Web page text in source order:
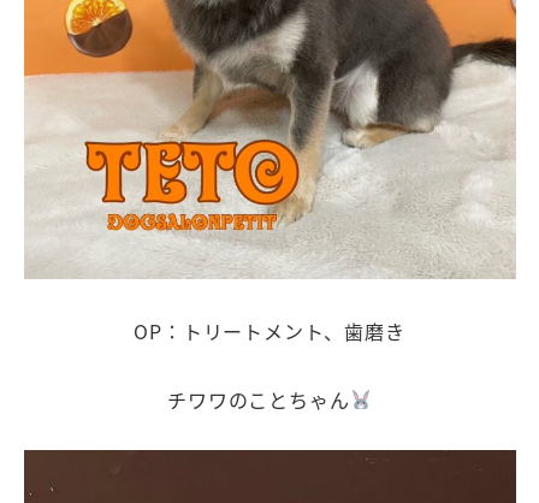
OP：トリートメント、歯磨き
チワワのことちゃん